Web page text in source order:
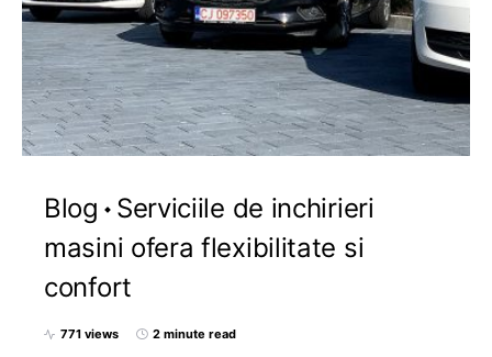
Blog
Serviciile de inchirieri
masini ofera flexibilitate si
confort
771 views 2 minute read